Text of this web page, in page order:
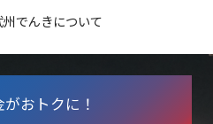
州でんきについて
おトクに！